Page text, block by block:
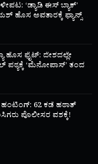
‘ಡ್ಯಾಡಿ ಈಸ್ ಬ್ಯಾಕ್’
ಹೊಸ ಅವತಾರಕ್ಕೆ ಫ್ಯಾನ್ಸ್
ಹೊಸ ಫೈಟ್: ದೇಶದಲ್ಲೇ
‘ಮೆನೋಪಾಸ್’ ತಂದ
62 ಕಡೆ ಹಠಾತ್
ಪೊಲೀಸರ ವಶಕ್ಕೆ!